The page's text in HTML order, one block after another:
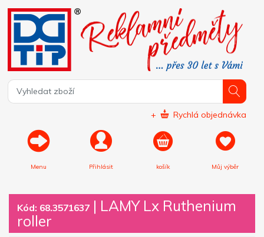
+ Rychlá objednávka
Menu Přihlásit košík Můj výběr
Kód: 68.3571637 | LAMY Lx Ruthenium
roller